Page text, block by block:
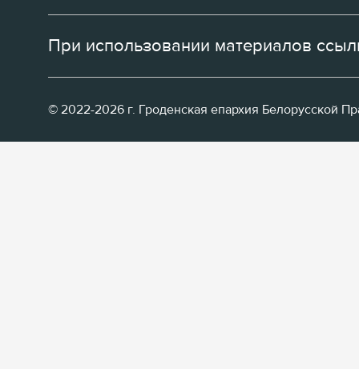
При использовании материалов
© 2022-2026 г. Гроденская епархия Белорусской